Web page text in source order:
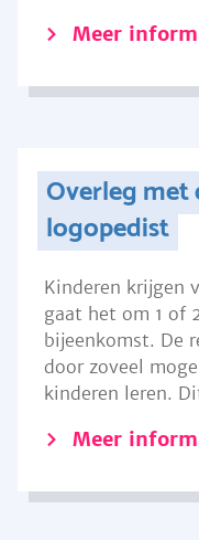
Meer
Overleg met
logopedist
Kinderen krijgen
gaat het om 1 of
bijeenkomst. De
door zoveel
kinderen leren.
Meer